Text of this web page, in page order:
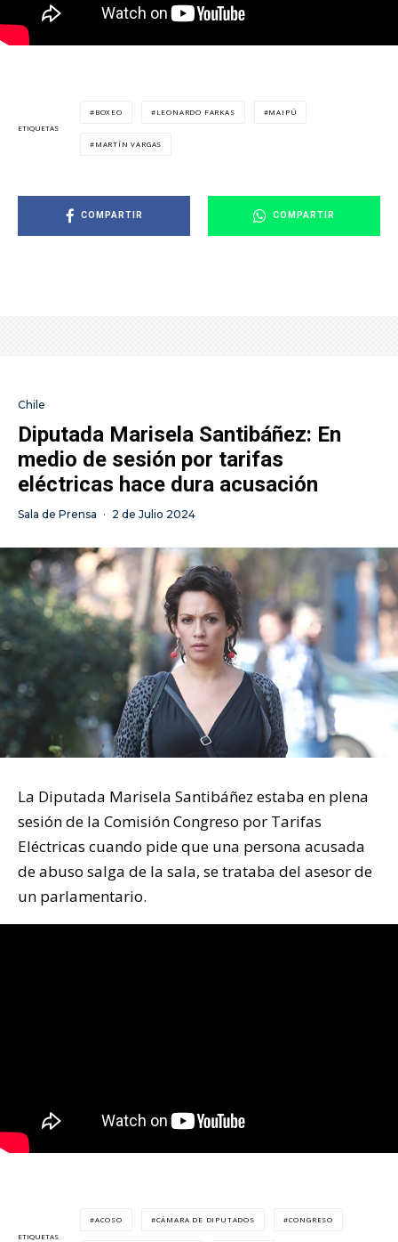
ETIQUETAS
BOXEO LEONARDO FARKAS MAIPÚ
MARTÍN VARGAS
COMPARTIR COMPARTIR
Chile
Diputada Marisela Santibáñez: En
medio de sesión por tarifas
eléctricas hace dura acusación
Sala de Prensa · 2 de Julio 2024
La Diputada Marisela Santibáñez estaba en plena
sesión de la Comisión Congreso por Tarifas
Eléctricas cuando pide que una persona acusada
de abuso salga de la sala, se trataba del asesor de
un parlamentario.
ETIQUETAS
ACOSO CÁMARA DE DIPUTADOS CONGRESO